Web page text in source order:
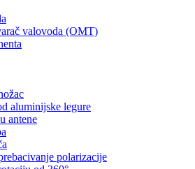
valovoda (OMT)
aluminijske legure
antene
polarizacije